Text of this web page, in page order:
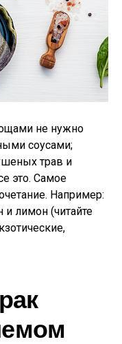
не нужно
соусами;
трав и
это. Самое
Например:
и лимон (читайте